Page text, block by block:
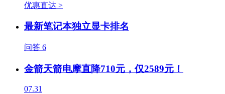
优惠直达 >
最新笔记本独立显卡排名
问答 6
金箭天箭电摩直降710元，仅2589元！
07.31